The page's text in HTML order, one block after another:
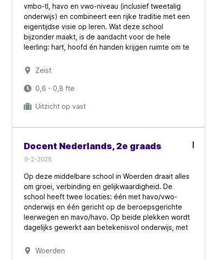
vmbo-tl, havo en vwo-niveau (inclusief tweetalig
onderwijs) en combineert een rijke traditie met een
eigentijdse visie op leren. Wat deze school
bijzonder maakt, is de aandacht voor de hele
leerling: hart, hoofd én handen krijgen ruimte om te
leeromgeving, waarin elke leerling wordt
gemeenschap waar samenwerking,
gestimuleerd. Er is ruimte om fouten te maken én
staan hoog in het vaandel – zowel voor leerlingen
als collega’s. Dat maakt deze school een plek waar
Zeist
0,6 - 0,8 fte
Uitzicht op vast
Docent Nederlands, 2e graads
9-2-2026
Op deze middelbare school in Woerden draait alles
om groei, verbinding en gelijkwaardigheid. De
school heeft twee locaties: één met havo/vwo-
onderwijs en één gericht op de beroepsgerichte
leerwegen en mavo/havo. Op beide plekken wordt
dagelijks gewerkt aan betekenisvol onderwijs, met
ontwikkeling.
Woerden